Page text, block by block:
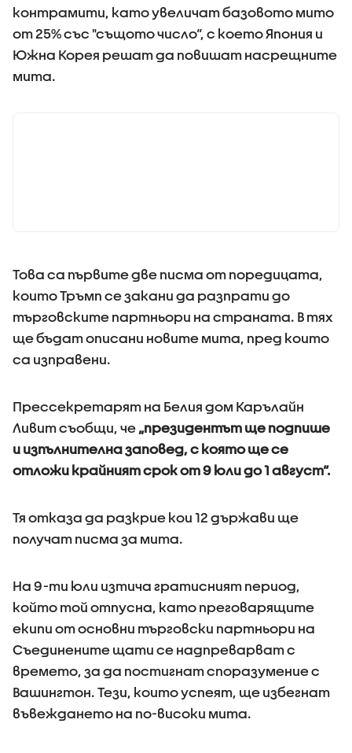
контрамити, като увеличат базовото мито
от 25% със "същото число“, с което Япония и
Южна Корея решат да повишат насрещните
мита.
Това са първите две писма от поредицата,
които Тръмп се закани да разпрати до
търговските партньори на страната. В тях
ще бъдат описани новите мита, пред които
са изправени.
Прессекретарят на Белия дом Карълайн
Ливит съобщи, че „президентът ще подпише
и изпълнителна заповед, с която ще се
отложи крайният срок от 9 юли до 1 август“.
Тя отказа да разкрие кои 12 държави ще
получат писма за мита.
На 9-ти юли изтича гратисният период,
който той отпусна, като преговарящите
екипи от основни търговски партньори на
Съединените щати се надпреварват с
времето, за да постигнат споразумение с
Вашингтон. Тези, които успеят, ще избегнат
въвеждането на по-високи мита.